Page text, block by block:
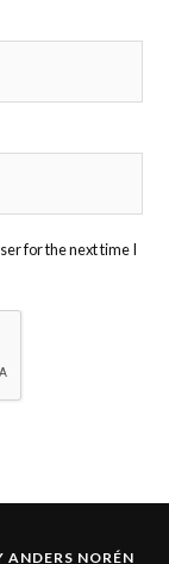
for the next time I
ANDERS NORÉN